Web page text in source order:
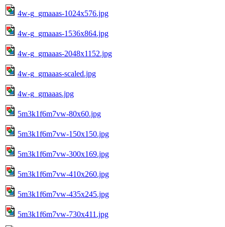
4w-g_gmaaas-1024x576.jpg
4w-g_gmaaas-1536x864.jpg
4w-g_gmaaas-2048x1152.jpg
4w-g_gmaaas-scaled.jpg
4w-g_gmaaas.jpg
5m3k1f6m7vw-80x60.jpg
5m3k1f6m7vw-150x150.jpg
5m3k1f6m7vw-300x169.jpg
5m3k1f6m7vw-410x260.jpg
5m3k1f6m7vw-435x245.jpg
5m3k1f6m7vw-730x411.jpg